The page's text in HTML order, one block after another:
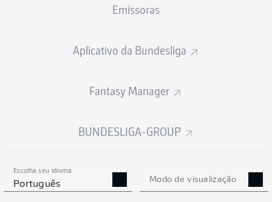
Emissoras
Aplicativo da Bundesliga
Fantasy Manager
BUNDESLIGA-GROUP
Escolha seu idioma
Português Modo de visualização
ESTATÍSTICAS DA
TEMPORADA 2025/2026